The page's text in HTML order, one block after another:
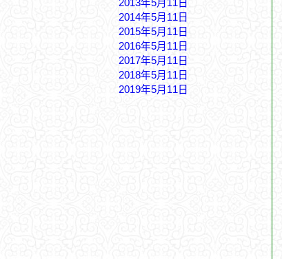
2013年5月11日
2014年5月11日
2015年5月11日
2016年5月11日
2017年5月11日
2018年5月11日
2019年5月11日